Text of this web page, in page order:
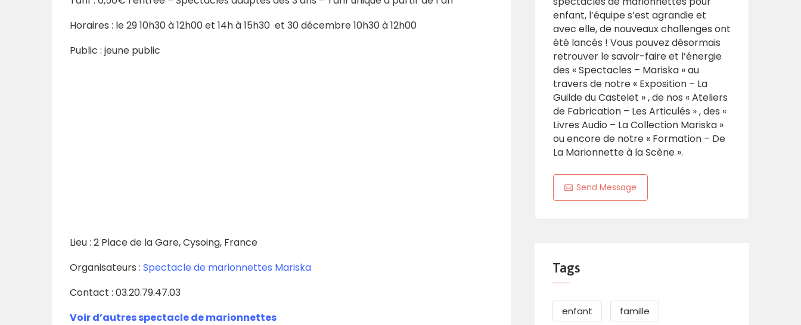
Horaires : le 29 10h30 à 12h00 et 14h à 15h30 et 30 décembre 10h30 à 12h00
Public : jeune public
Lieu : 2 Place de la Gare, Cysoing, France
Organisateurs : Spectacle de marionnettes Mariska
Contact : 03.20.79.47.03
Voir d’autres spectacle de marionnettes
enfant, l’équipe s’est agrandie et
avec elle, de nouveaux challenges ont
été lancés ! Vous pouvez désormais
retrouver le savoir-faire et l’énergie
des « Spectacles – Mariska » au
travers de notre « Exposition – La
Guilde du Castelet » , de nos « Ateliers
de Fabrication – Les Articulés » , des «
Livres Audio – La Collection Mariska »
ou encore de notre « Formation – De
La Marionnette à la Scène ».
Send Message
Tags
enfant famille